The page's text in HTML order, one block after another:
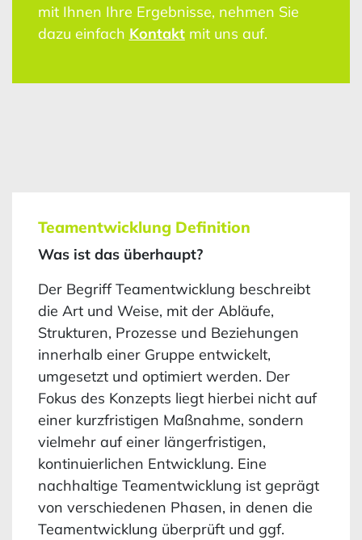
mit Ihnen Ihre Ergebnisse, nehmen Sie
dazu einfach Kontaktmit uns auf.
Teamentwicklung Definition
Was ist das überhaupt?
Der Begriff Teamentwicklung beschreibt
die Art und Weise, mit der Abläufe,
Strukturen, Prozesse und Beziehungen
innerhalb einer Gruppe entwickelt,
umgesetzt und optimiert werden. Der
Fokus des Konzepts liegt hierbei nicht auf
einer kurzfristigen Maßnahme, sondern
vielmehr auf einer längerfristigen,
kontinuierlichen Entwicklung. Eine
nachhaltige Teamentwicklung ist geprägt
von verschiedenen Phasen, in denen die
Teamentwicklung überprüft und ggf.